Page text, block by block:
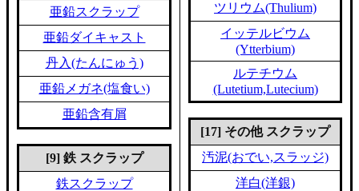
亜鉛スクラップ
亜鉛ダイキャスト
丹入(たんにゅう)
亜鉛メガネ(塩食い)
亜鉛含有屑
[9] 鉄 スクラップ
鉄スクラップ
ツリウム(Thulium)
イッテルビウム
(Ytterbium)
ルテチウム
(Lutetium,Lutecium)
[17] その他 スクラップ
汚泥(おでい,スラッジ)
洋白(洋銀)